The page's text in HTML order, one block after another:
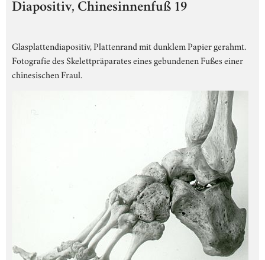
Diapositiv, Chinesinnenfuß 19
Glasplattendiapositiv, Plattenrand mit dunklem Papier gerahmt.
Fotografie des Skelettpräparates eines gebundenen Fußes einer
chinesischen Fraul.